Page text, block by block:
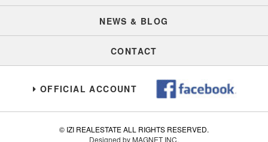
NEWS & BLOG
CONTACT
OFFICIAL ACCOUNT
© IZI REALESTATE ALL RIGHTS RESERVED.
Designed by MAGNET INC.